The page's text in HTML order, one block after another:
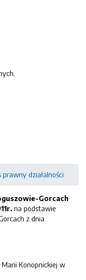
prawny działalności
Gorcach
na podstawie
z dnia
Marii Konopnickiej w